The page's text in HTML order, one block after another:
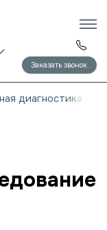
Заказать звонок
диагностика